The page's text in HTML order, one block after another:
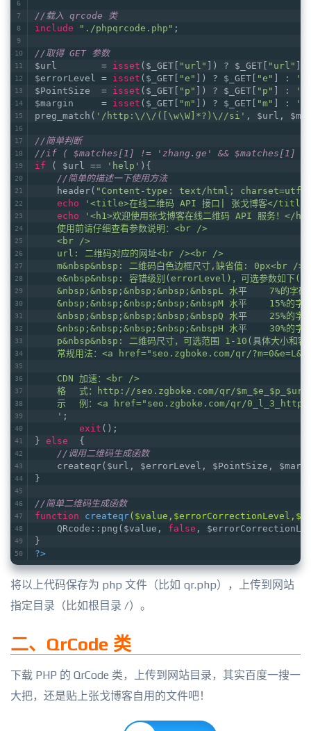
//载入 qrcode 类
include
"./phpqrcode.php" ;
//取得 GET 参数
$url        = isset ($_GET[ "url" ]) ? $_GET[ "url" ]
$errorLevel = isset ($_GET[ "e" ]) ? $_GET[ "e" ] :
$PointSize  = isset ($_GET[ "p" ]) ? $_GET[ "p" ] :
$margin     = isset ($_GET[ "m" ]) ? $_GET[ "m" ] :
preg_match( '/http:\/\/([\w\W]*?)\//si' , $url,
//简单判断
//if ( $matches[1] != 'zhang.ge' && $matches[1] !=
if ( $url == 'help' ){
//简单的描述一下使用方法
    header(
"Content-type: text/html; charset=utf-
echo
'<title>在线二维码 API 接口| 张戈博客</
echo
'<h1>欢迎使用张戈博客在线二维码 API 服务！</
    使用前请仔细查看参数说明：<br />
    <br />
    url: 二维码对应的网址<br /><br />
m&nbsp&nbsp: 二维码白色边框尺寸,缺省值: 0px<br /
e&nbsp&nbsp: 容错级别(errorLevel)，可选参数如下(
&nbsp;&nbsp;&nbsp;&nbsp;&nbspL 水平    7%的字码
&nbsp;&nbsp;&nbsp;&nbsp;&nbspM 水平    15%的字
&nbsp;&nbsp;&nbsp;&nbsp;&nbspQ 水平    25%的字
&nbsp;&nbsp;&nbsp;&nbsp;&nbspH 水平    30%的字
p&nbsp&nbsp: 二维码尺寸，可选范围 1-10(具体大小和
常规用法：<a href="seo.zgboke.com/qr/
    CDN 加速：<br />
格	式：http://seo.zgboke.com/qr/
示	例：<a href="seo.zgboke.com/qr/
    '
;
exit ();
} else
  {
//调用二维码生成函数
createqr($url, $errorLevel, $PointSize,
}
//简单二维码生成函数
function
createqr
    QRcode::png($value,
false ,
}
?>
将以上代码保存为 php 文件（比如 qr.php），上传到网站
指定目录（比如根目录 /）。
二、QrCode 类
下载 PHP 的 QrCode 类，上传到网站目录，其实百度一搜一
大把，还是贴上张戈博客自用的文件吧！